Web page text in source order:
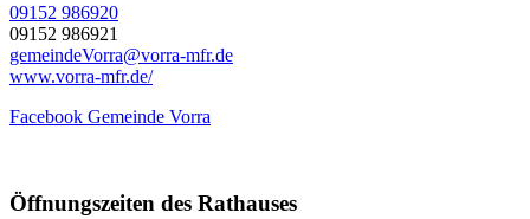
09152 986920
09152 986921
gemeindeVorra@vorra-mfr.de
www.vorra-mfr.de/
Facebook Gemeinde Vorra
Öffnungszeiten des Rathauses